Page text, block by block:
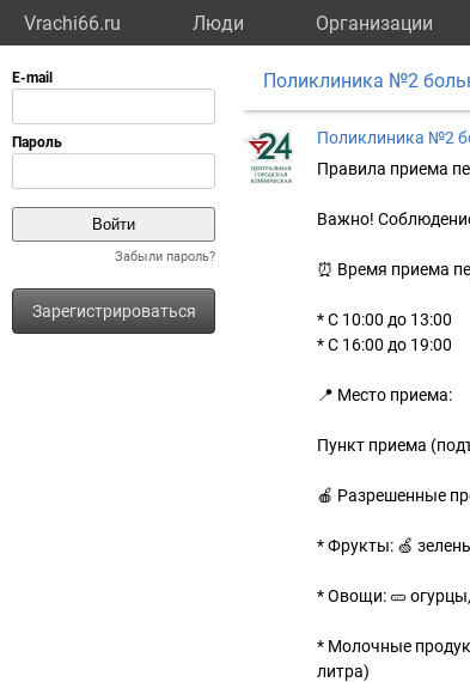
Vrachi66.ru Люди Организации
Забыли пароль?
Зарегистрироваться
Поликлиника №2
Поликлиника №2
Правила приема
Важно!
⏰ Время приема
* С 10:00 до 13:00
* С 16:00 до 19:00
📍 Место приема:
Пункт приема
🍎 Разрешенные
* Фрукты: 🍏
* Овощи: 🥒
* Молочные
литра)